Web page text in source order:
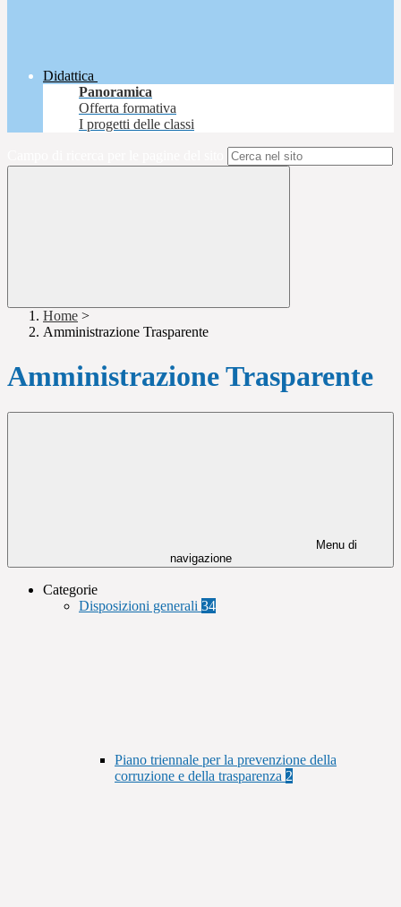
Didattica
Panoramica
Offerta formativa
I progetti delle classi
Home >
Amministrazione Trasparente
Amministrazione Trasparente
Menu di
navigazione
Categorie
Disposizioni generali 34
Piano triennale per la prevenzione della
corruzione e della trasparenza 2